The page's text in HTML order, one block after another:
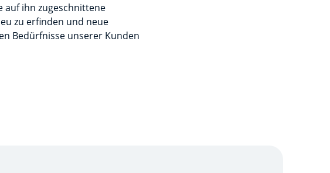
auf ihn zugeschnittene
zu erfinden und neue
Bedürfnisse unserer Kunden